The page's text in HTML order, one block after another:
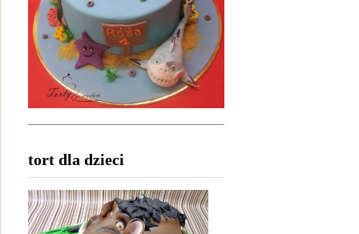
tort dla dzieci